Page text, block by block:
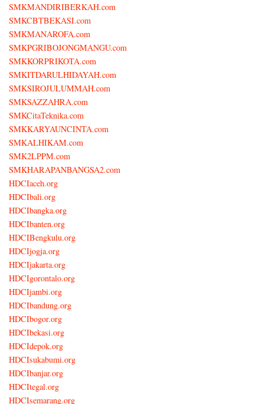
SMKMANDIRIBERKAH.com
SMKCBTBEKASI.com
SMKMANAROFA.com
SMKPGRIBOJONGMANGU.com
SMKKORPRIKOTA.com
SMKITDARULHIDAYAH.com
SMKSIROJULUMMAH.com
SMKSAZZAHRA.com
SMKCitaTeknika.com
SMKKARYAUNCINTA.com
SMKALHIKAM.com
SMK2LPPM.com
SMKHARAPANBANGSA2.com
HDCIaceh.org
HDCIbali.org
HDCIbangka.org
HDCIbanten.org
HDCIBengkulu.org
HDCIjogja.org
HDCIjakarta.org
HDCIgorontalo.org
HDCIjambi.org
HDCIbandung.org
HDCIbogor.org
HDCIbekasi.org
HDCIdepok.org
HDCIsukabumi.org
HDCIbanjar.org
HDCItegal.org
HDCIsemarang.org